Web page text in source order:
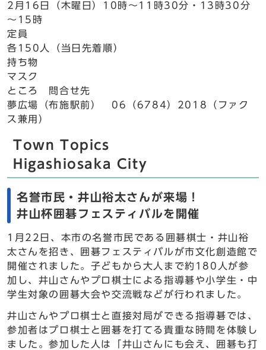
2月16日（木曜日）10時～11時30分・13時30分
～15時
定員
各150人（当日先着順）
持ち物
マスク
ところ 問合せ先
夢広場（布施駅前） 06（6784）2018（ファク
ス兼用）
Town Topics
Higashiosaka City
名誉市民・井山裕太さんが来場！
井山杯囲碁フェスティバルを開催
1月22日、本市の名誉市民である囲碁棋士・井山裕
太さんを招き、囲碁フェスティバルが市文化創造館で
開催されました。子どもから大人まで約180人が参
加し、井山さんやプロ棋士による指導碁や小学生・中
学生対象の囲碁大会や交流戦などが行われました。
井山さんやプロ棋士と直接対局ができる指導碁では、
参加者はプロ棋士と囲碁を打てる貴重な時間を体験し
ました。参加した人は「井山さんにも会え、囲碁も打